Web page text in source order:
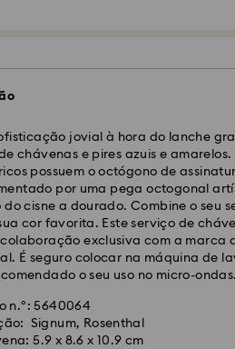
jovial à hora do lanche
chávenas e pires azuis e amarelos.
possuem o octógono de
por uma pega octogonal
do cisne a dourado. Combine o seu
cor favorita. Este serviço de
exclusiva com a marca
É seguro colocar na máquina de
o seu uso no micro-ondas.
n.º: 5640064
Signum, Rosenthal
5.9 x 8.6 x 10.9 cm
- GLS ou FedEx
realizadas de segunda a
processadas e enviadas no dia útil
envio normal: 4-5 dias úteis após
Madeira e Açores)
envio normal: EUR 6,50
gratuito para encomendas
-FedEx
realizadas de segunda a
processadas e enviadas no dia útil